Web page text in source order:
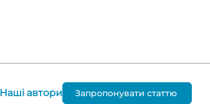
Наші автори Запропонувати статтю